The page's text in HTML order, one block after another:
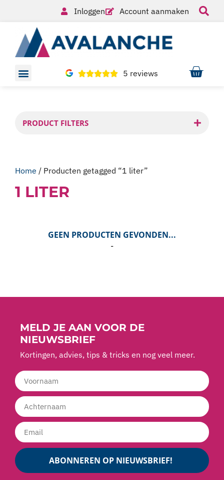
Inloggen Account aanmaken
5 reviews
PRODUCT FILTERS
Home / Producten getagged “1 liter”
1 LITER
GEEN PRODUCTEN GEVONDEN...
-
MELD JE AAN VOOR DE
NIEUWSBRIEF
Kortingen, advies, tips & tricks en nog veel meer.
ABONNEREN OP NIEUWSBRIEF!